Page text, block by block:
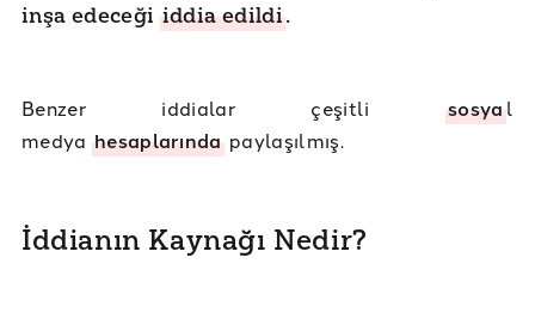
inşa edeceği iddia edildi.
Benzer iddialar çeşitlisosyal
medya hesaplarındapaylaşılmış.
İddianın Kaynağı Nedir?